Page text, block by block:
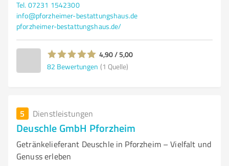
Tel. 07231 1542300
info@pforzheimer-bestattungshaus.de
pforzheimer-bestattungshaus.de/
4,90 / 5,00
82 Bewertungen (1 Quelle)
5 Dienstleistungen
Deuschle GmbH Pforzheim
Getränkelieferant Deuschle in Pforzheim – Vielfalt und
Genuss erleben